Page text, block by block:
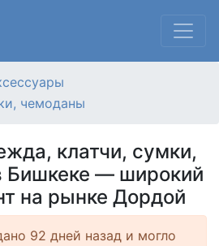
чемоданы
клатчи, сумки,
Бишкеке — широкий
на рынке Дордой
92 дней назад и могло